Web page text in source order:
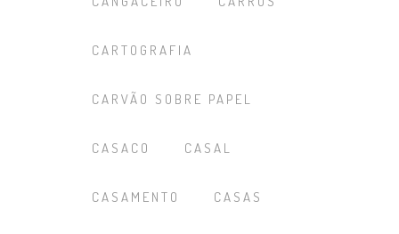
CARTOGRAFIA
CARVÃO SOBRE PAPEL
CASACO CASAL
CASAMENTO CASAS